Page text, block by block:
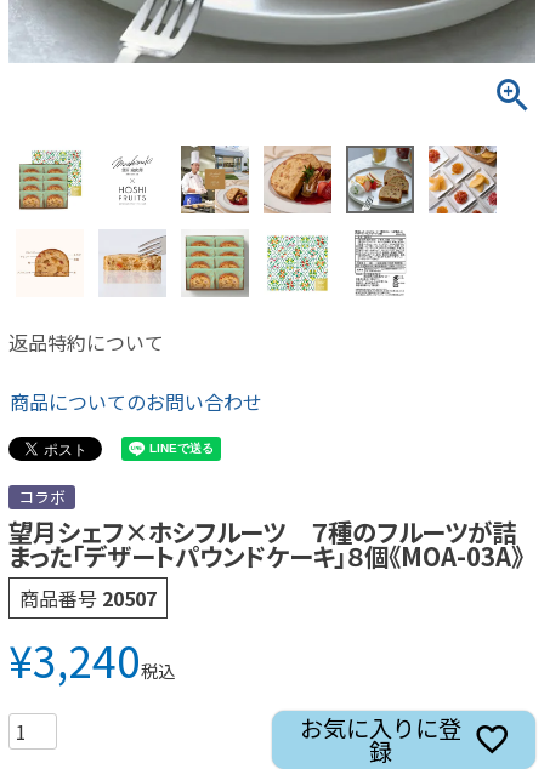
返品特約について
商品についてのお問い合わせ
コラボ
望月シェフ×ホシフルーツ ７種のフルーツが詰
まった「デザートパウンドケーキ」８個《MOA-03A》
商品番号 20507
¥3,240税込
お気に入りに登
録